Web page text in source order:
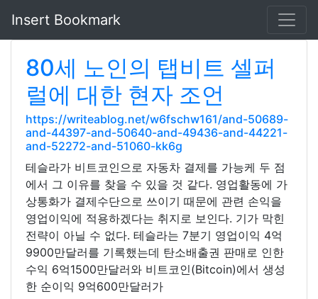
Insert Bookmark
80세 노인의 탭비트 셀퍼
럴에 대한 현자 조언
https://writeablog.net/w6fschw161/and-50689-
and-44397-and-50640-and-49436-and-44221-
and-52272-and-51060-kk6g
테슬라가 비트코인으로 자동차 결제를 가능케 두 점
에서 그 이유를 찾을 수 있을 것 같다. 영업활동에 가
상통화가 결제수단으로 쓰이기 때문에 관련 손익을
영업이익에 적용하겠다는 취지로 보인다. 기가 막힌
전략이 아닐 수 없다. 테슬라는 7분기 영업이익 4억
9900만달러를 기록했는데 탄소배출권 판매로 인한
수익 6억1500만달러와 비트코인(Bitcoin)에서 생성
한 순이익 9억600만달러가